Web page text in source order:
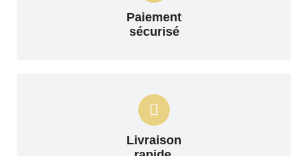
Paiement
sécurisé
Livraison